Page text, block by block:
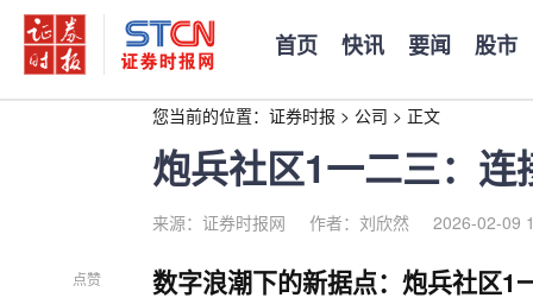
首页 快讯 要闻 股市
您当前的位置： 证券时报 > 公司 > 正文
炮兵社区1一二三：
来源：证券时报网 作者：刘欣然 2026-02-09
点赞 数字浪潮下的新据点：炮兵社区1